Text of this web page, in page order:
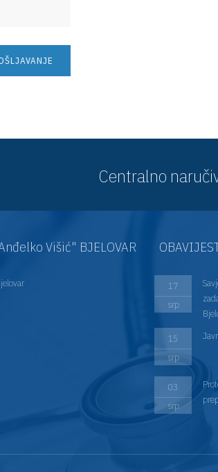
Centralno
Višić" BJELOVAR
17
srp
15
srp
03
srp